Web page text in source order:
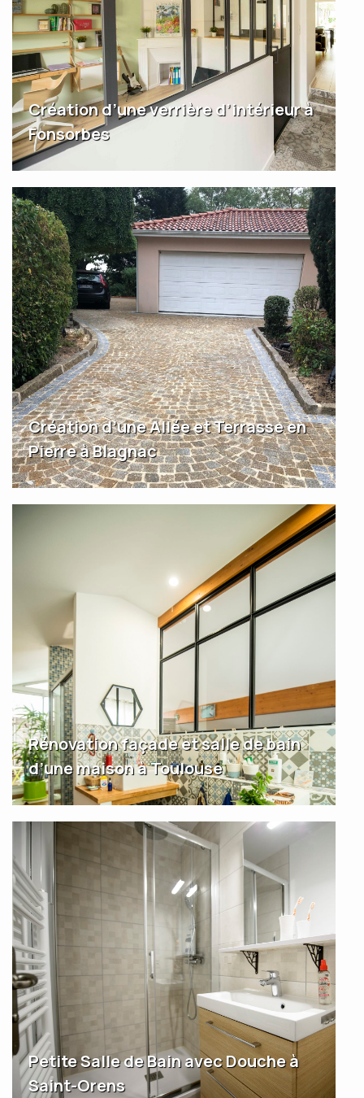
Création d’une verrière d’intérieur à
Fonsorbes
Création d’une Allée et Terrasse en
Pierre à Blagnac
Rénovation façade et salle de bain
d’une maison à Toulouse
Petite Salle de Bain avec Douche à
Saint-Orens